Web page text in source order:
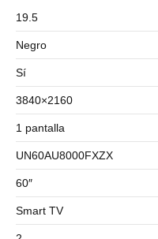
19.5
Negro
Sí
3840×2160
1 pantalla
UN60AU8000FXZX
60″
Smart TV